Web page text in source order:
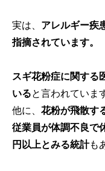
実は、 アレルギー疾
指摘されています。
スギ花粉症に関す
いると言われていま
他に、 花粉が飛散す
従業員が体調不良で
円以上とみる統計も